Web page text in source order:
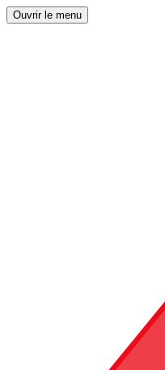
Ouvrir le menu